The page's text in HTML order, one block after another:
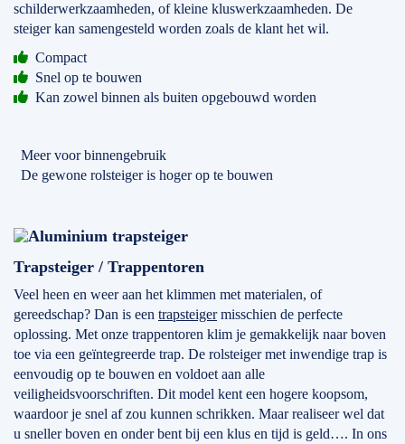
schilderwerkzaamheden, of kleine kluswerkzaamheden. De
steiger kan samengesteld worden zoals de klant het wil.
Compact
Snel op te bouwen
Kan zowel binnen als buiten opgebouwd worden
Meer voor binnengebruik
De gewone rolsteiger is hoger op te bouwen
Trapsteiger / Trappentoren
Veel heen en weer aan het klimmen met materialen, of
gereedschap? Dan is een trapsteigermisschien de perfecte
oplossing. Met onze trappentoren klim je gemakkelijk naar boven
toe via een geïntegreerde trap. De rolsteiger met inwendige trap is
eenvoudig op te bouwen en voldoet aan alle
veiligheidsvoorschriften. Dit model kent een hogere koopsom,
waardoor je snel af zou kunnen schrikken. Maar realiseer wel dat
u sneller boven en onder bent bij een klus en tijd is geld…. In ons